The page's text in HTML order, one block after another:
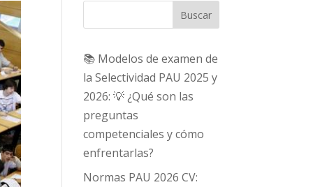
Buscar
📚 Modelos de examen de
la Selectividad PAU 2025 y
2026: 💡 ¿Qué son las
preguntas
competenciales y cómo
enfrentarlas?
Normas PAU 2026 CV: